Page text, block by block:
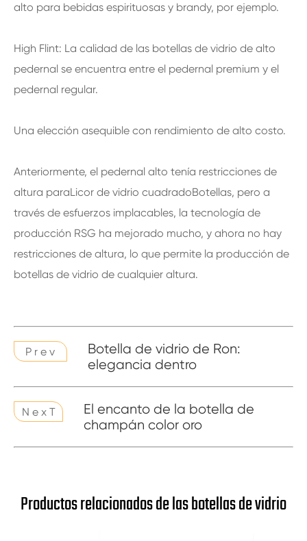
alto para bebidas espirituosas y brandy, por ejemplo.
High Flint: La calidad de las botellas de vidrio de alto
pedernal se encuentra entre el pedernal premium y el
pedernal regular.
Una elección asequible con rendimiento de alto costo.
Anteriormente, el pedernal alto tenía restricciones de
altura paraLicor de vidrio cuadradoBotellas, pero a
través de esfuerzos implacables, la tecnología de
producción RSG ha mejorado mucho, y ahora no hay
restricciones de altura, lo que permite la producción de
botellas de vidrio de cualquier altura.
P r e v
Botella de vidrio de Ron:
elegancia dentro
N e x T
El encanto de la botella de
champán color oro
Productos relacionados de las botellas de vidrio